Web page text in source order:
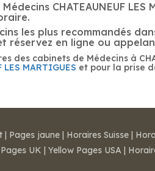
Médecins CHATEAUNEUF
les plus recommandés
réservez en ligne ou
des cabinets de Médecins à
LES MARTIGUES et pour la prise
| Pages jaune | Horaires Suisse |
UK | Yellow Pages USA |